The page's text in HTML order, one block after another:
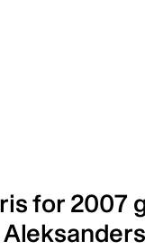
for 2007